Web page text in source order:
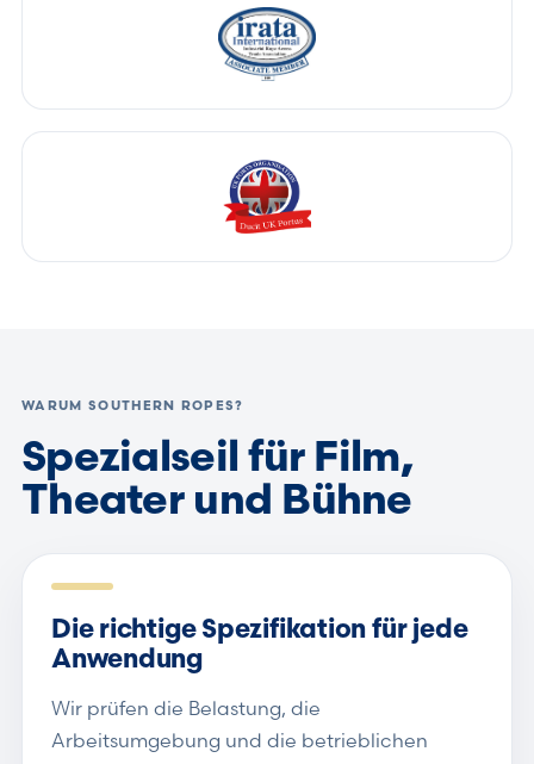
WARUM SOUTHERN ROPES?
Spezialseil für Film,
Theater und Bühne
Die richtige Spezifikation für jede
Anwendung
Wir prüfen die Belastung, die
Arbeitsumgebung und die betrieblichen